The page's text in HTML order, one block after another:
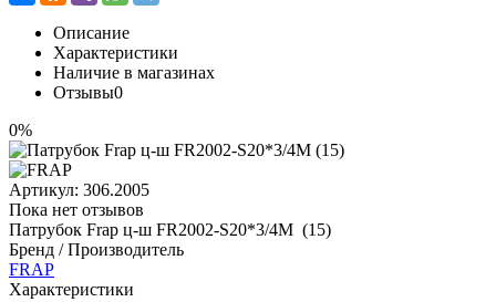
Описание
Характеристики
Наличие в магазинах
Отзывы0
0%
Артикул: 306.2005
Пока нет отзывов
Патрубок Frap ц-ш FR2002-S20*3/4М (15)
Бренд / Производитель
FRAP
Характеристики